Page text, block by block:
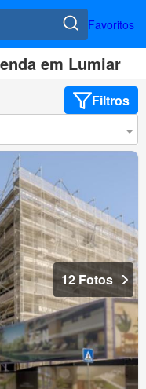
Favoritos
em Lumiar
Filtros
12 Fotos